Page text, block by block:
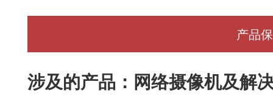
产品
涉及的产品：网络摄像机及解